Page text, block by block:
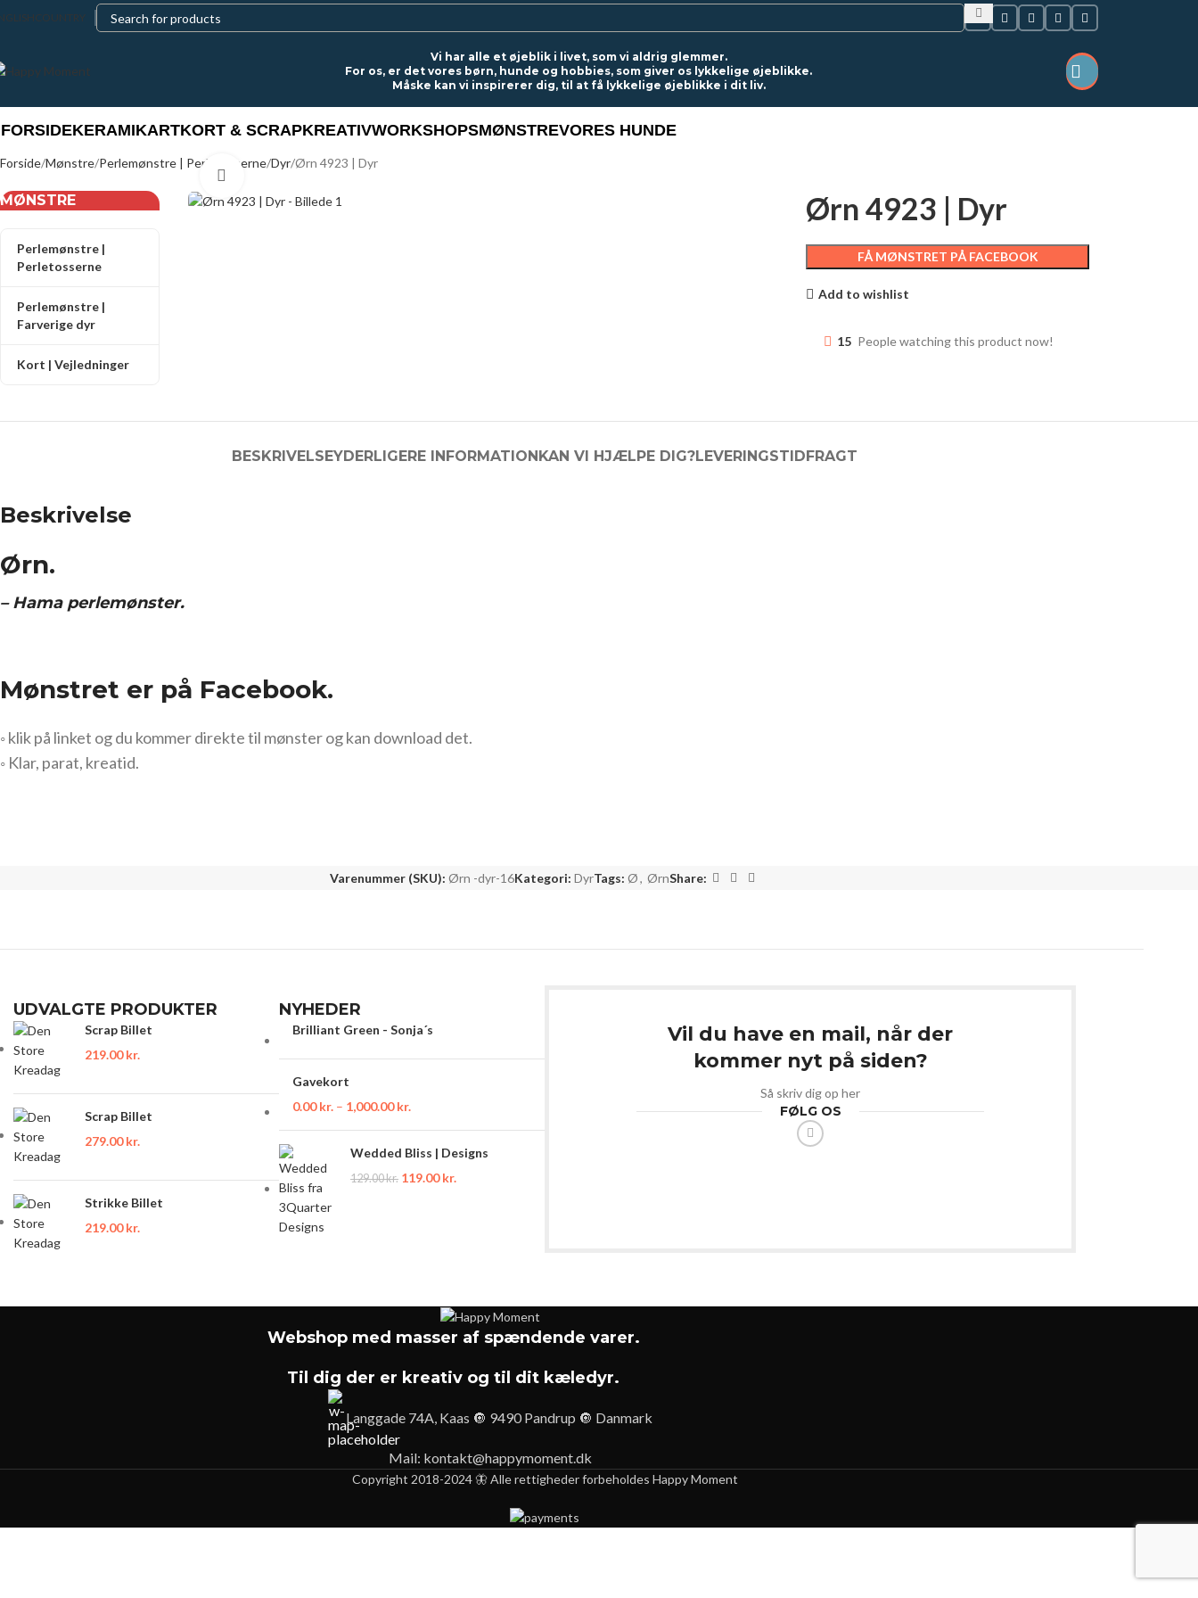
COUNTRY
Vi har alle et øjeblik i livet, som vi aldrig glemmer.
For os, er det vores børn, hunde og hobbies, som giver os lykkelige øjeblikke.
Måske kan vi inspirerer dig, til at få lykkelige øjeblikke i dit liv.
FORSIDEKERAMIKARTKORT & SCRAPKREATIVWORKSHOPSMØNSTREVORES HUNDE
Forside Mønstre Perlemønstre | Perletosserne Dyr Ørn 4923 | Dyr
MØNSTRE
Perlemønstre |
Perletosserne
Perlemønstre |
Farverige dyr
Kort | Vejledninger
Ørn 4923 | Dyr
FÅ MØNSTRET PÅ FACEBOOK
Add to wishlist
15 People watching this product now!
BESKRIVELSEYDERLIGERE INFORMATIONKAN VI HJÆLPE DIG?LEVERINGSTIDFRAGT
Beskrivelse
Ørn.
– Hama perlemønster.
Mønstret er på Facebook.
◦ klik på linket og du kommer direkte til mønster og kan download det.
◦ Klar, parat, kreatid.
Varenummer (SKU): Ørn -dyr-16Kategori: DyrTags: Ø, ØrnShare:
UDVALGTE PRODUKTER
Scrap Billet
219.00kr.
Scrap Billet
279.00kr.
Strikke Billet
219.00kr.
NYHEDER
Brilliant Green - Sonja´s
Gavekort
0.00kr. – 1,000.00kr.
Wedded Bliss | Designs
129.00kr. 119.00kr.
Vil du have en mail, når der
kommer nyt på siden?
Så skriv dig op her
FØLG OS
Webshop med masser af spændende varer.
Til dig der er kreativ og til dit kæledyr.
Langgade 74A, Kaas 🔘 9490 Pandrup 🔘 Danmark
Mail: kontakt@happymoment.dk
Copyright 2018-2024 🦋 Alle rettigheder forbeholdes Happy Moment